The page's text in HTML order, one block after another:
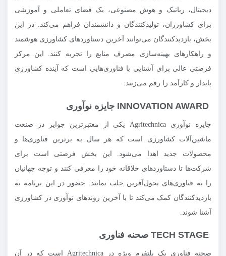
دیجیتال، رباتیک و هوش مصنوعی، یک فضای تعاملی و آموزشی
برای کشاورزان، تولیدکنندگان و دانشمندان فراهم می‌کند. در این
بخش، بازدیدکنندگان می‌توانند آخرین دستاوردهای کشاورزی هوشمند
و راهکارهای بهینه‌سازی مصرف منابع را تجربه کنند. این مرکز
فرصتی عالی برای آشنایی با فناوری‌هایی است که آینده کشاورزی
پایدار و کارآمد را رقم می‌زنند.
جایزه نوآوری Agritechnica یکی از معتبرترین جوایز در صنعت
ماشین‌آلات کشاورزی است که هر سال به برترین فناوری‌ها و
محصولات جدید اهدا می‌شود. این بخش فرصتی است برای
شرکت‌ها تا دستاوردهای خلاقانه خود را معرفی کنند و توجه جهانیان
را به فناوری‌های تحول‌آفرین جلب نمایند. حضور در این برنامه به
بازدیدکنندگان کمک می‌کند تا با آخرین روندهای نوآوری در کشاورزی
آشنا شوند.
صحنه فناوری یک پلتفرم ویژه در Agritechnica است که در آن